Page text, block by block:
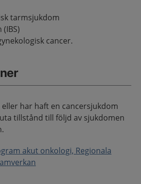
tarmsjukdom
cancer.
har haft en cancersjukdom
tillstånd till följd av sjukdomen
akut onkologi, Regionala